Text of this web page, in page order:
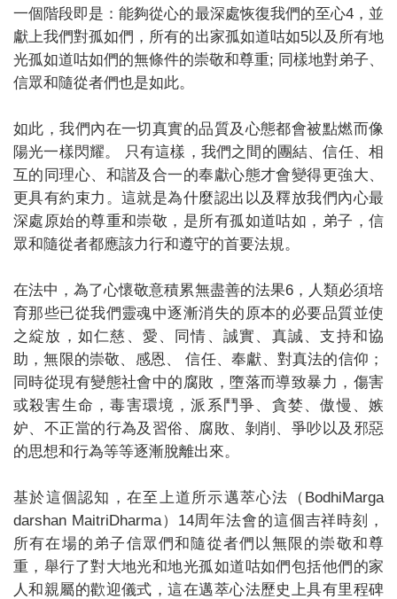
一個階段即是：能夠從心的最深處恢復我們的至心4，並
獻上我們對孤如們，所有的出家孤如道咕如5以及所有地
光孤如道咕如們的無條件的崇敬和尊重; 同樣地對弟子、
信眾和隨從者們也是如此。
如此，我們內在一切真實的品質及心態都會被點燃而像
陽光一樣閃耀。 只有這樣，我們之間的團結、信任、相
互的同理心、和諧及合一的奉獻心態才會變得更強大、
更具有約束力。這就是為什麼認出以及釋放我們內心最
深處原始的尊重和崇敬，是所有孤如道咕如，弟子，信
眾和隨從者都應該力行和遵守的首要法規。
在法中，為了心懷敬意積累無盡善的法果6，人類必須培
育那些已從我們靈魂中逐漸消失的原本的必要品質並使
之綻放，如仁慈、愛、同情、誠實、真誠、支持和協
助，無限的崇敬、感恩、 信任、奉獻、對真法的信仰；
同時從現有變態社會中的腐敗，墮落而導致暴力，傷害
或殺害生命，毒害環境，派系鬥爭、貪婪、傲慢、嫉
妒、不正當的行為及習俗、腐敗、剝削、爭吵以及邪惡
的思想和行為等等逐漸脫離出來。
基於這個認知，在至上道所示邁萃心法（BodhiMarga
darshan MaitriDharma）14周年法會的這個吉祥時刻，
所有在場的弟子信眾們和隨從者們以無限的崇敬和尊
重，舉行了對大地光和地光孤如道咕如們包括他們的家
人和親屬的歡迎儀式，這在邁萃心法歷史上具有里程碑